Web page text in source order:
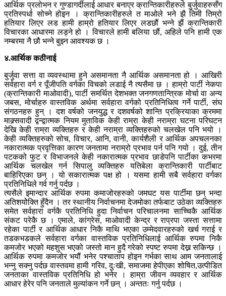
आर्थिक प्रलोभन र गुण्डागर्दीलाई आधार बनाएर क्रान्तिकारीहरुले बुर्जुवाहरुसँग
प्रतिस्पर्धा सोच्ने होइन । क्रान्तिकारीहरुले त माओले भने झै तिमी तिम्रो
हतियार लिएर लड हामी हाम्रो हतियार लिएर लडछौं भन्ने झैं क्रान्तिकारी
विचारका आधारमा लड्ने हो । विचारले हामी बलिया छौं, अहिले पनि हामी एक
नम्बरमा नै छौ भन्ने बुझ्न आवश्यक छ ।
४.आर्थिक कठीनाई
बुर्जुवा सत्ता वा व्यवस्थामा हुने असमानता नै आर्थिक असमानता हो । आखिरी
सर्वहारा वर्ग र पूँजीपति वर्गका विचको लडाई नै त्यसैमा छ । हाम्रो पार्टी नेकपा
(क्रान्तिकारी माओवादी), पार्टी समर्थित देशभक्त जनगणतान्त्रिक मोर्चा वा अन्य
जबस, मोर्चाहरु वास्तविक अर्थमा सर्वहारा वर्गको प्रतिनिधित्व गर्ने पार्टी, संघ
संगठनहरु हुन् । दश वर्षको जनयुद्ध र दशवर्षको शान्ति प्रक्रियाका क्रममा
माक्र्सवादी द्वन्द्वात्मक नियम मुताविक केही राम्रा केही नराम्रा घटना परिघटन
देखि केही राम्रा व्यक्तिहरु र केही नराम्रा व्यक्तिहरुको चलखेल पनि भयो ।
केही व्यक्तिहरुको सोच, विचार, आनि, वानी, कार्यशैली र आर्थिक अपचलनका
नकारात्मक प्रवृत्तिका कारण जनतामा नराम्रो प्रभाव पर्न पनि गयो । दुई, तीन
पटकको फुट र विभाजनले केही नकारात्मक प्रभाव छाडेपनि पार्टीका कभरमा
आर्थिक चलखेल गर्न सिपालु व्यक्तिहरु यतिबेला क्रान्तिकारी पार्टीबाट
बाहिरिएका छन् । यो सकारात्मक पक्ष हो । यसमा हामी सबै सर्वहारा वर्गका
प्रतिनिधिले गर्व गर्नु पर्दछ ।
त्यसैले इमान्दार आर्थिक रुपमा कमाजोरहरुको जमघट यस पार्टीमा छन् भन्दा
अतिशयोेक्ति हुँदैन । तर स्थानीय निर्वाचनमा देजमोका तर्फबाट उठेका व्यक्तिहरु
समेत सर्वहारा वर्गकै प्रतिनिधि हुदा निर्वाचन परिचालनमा साच्चिकै आर्थिक
संकट परेकै छ । एमाले, कांग्रेस, माओवादी केन्द्र र राप्रपा जस्ता सत्तामा
रहेका पार्टी र आर्थिक आधार निकै माथि भएका उम्मेदवारहरुको खर्च गराई र
तडकभडकले सर्वहारा वर्गका वास्तविक प्रतिनिधिलाई आर्थिक रुपमा निकै
कमजोर भएको महशुस भएको जस्तो मान हुदै गरेको स्पष्ट रुपमा देख्न सकिन्छ ।
आर्थिक रुपमा कमजोर भयौं भनेर पश्चाताप होइन गर्भका साथ आम जनतालाई
भन्नु सक्नु पर्दछ वास्तवमा हामी गरिव, दुःखी, समाजमा हेपीएका शोषित,उत्पीडित
जनताका वास्तविक प्रतिनिधि हो भनेर । हाम्रा जीवन व्यवहार र आर्थिक
आधार हेरेर पनि जनताले मुल्यांकन गर्ने छन् । अन्ततः गर्नु पर्दछ ।